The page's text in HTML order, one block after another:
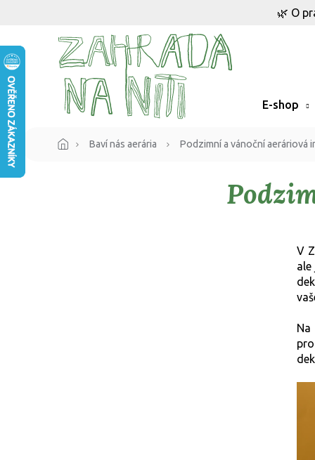
🌿 O
E-shop
Baví nás aerária Podzimní a vánoční aeráriová
V